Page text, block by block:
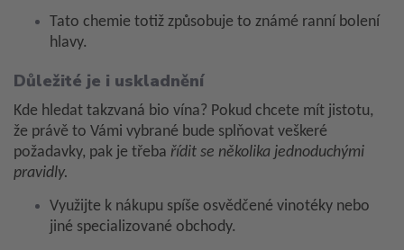
Tato chemie totiž způsobuje to známé ranní bolení
hlavy.
Důležité je i uskladnění
Kde hledat takzvaná bio vína? Pokud chcete mít jistotu,
že právě to Vámi vybrané bude splňovat veškeré
požadavky, pak je třeba řídit se několika jednoduchými
pravidly.
Využijte k nákupu spíše osvědčené vinotéky nebo
jiné specializované obchody.